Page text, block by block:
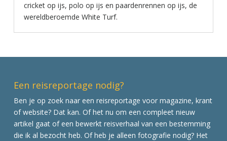
cricket op ijs, polo op ijs en paardenrennen op ijs, de
wereldberoemde White Turf.
Een reisreportage nodig?
Ben je op zoek naar een reisreportage voor magazine, krant
of website? Dat kan. Of het nu om een compleet nieuw
artikel gaat of een bewerkt reisverhaal van een bestemming
die ik al bezocht heb. Of heb je alleen fotografie nodig? Het